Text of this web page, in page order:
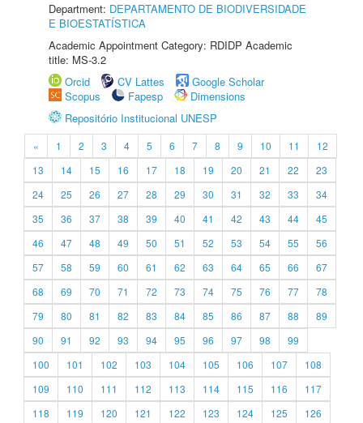
Department: DEPARTAMENTO DE BIODIVERSIDADE
E BIOESTATÍSTICA
Academic Appointment Category: RDIDP Academic
title: MS-3.2
Orcid
CV Lattes
Google Scholar
Scopus
Fapesp
Dimensions
Repositório Institucional UNESP
« 1 2 3 4 5 6 7 8 9 10 11
12
13
14 15 16 17 18 19 20 21 22
23
24
25 26 27 28 29 30 31 32 33
34
35
36 37 38 39 40 41 42 43 44
45
46
47 48 49 50 51 52 53 54 55
56
57
58 59 60 61 62 63 64 65 66
67
68
69 70 71 72 73 74 75 76 77
78
79
80 81 82 83 84 85 86 87 88
89
90
91 92 93 94 95 96 97 98
99
100
101 102 103 104 105 106 107
108
109
110 111 112 113 114 115 116
117
118
119 120 121 122 123 124 125
126